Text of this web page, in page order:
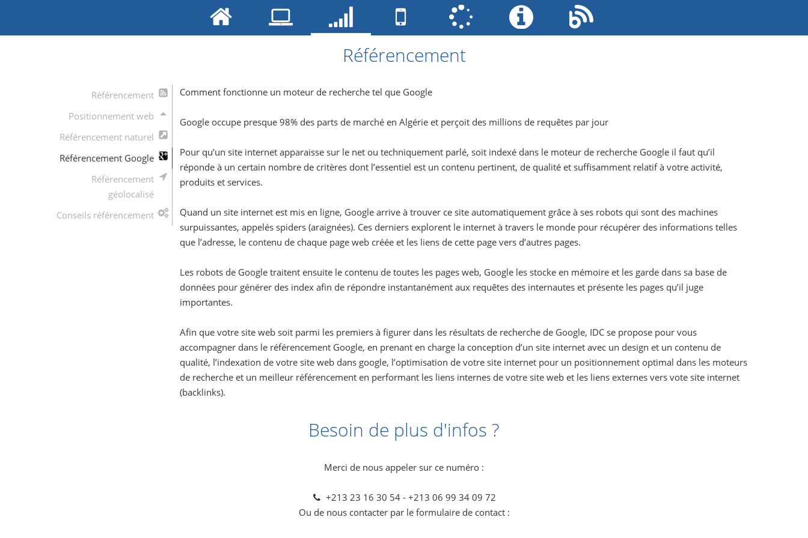
Référencement
Référencement
Positionnement web
Référencement naturel
Référencement Google
Référencement
géolocalisé
Conseils référencement
Comment fonctionne un moteur de recherche tel que Google
Google occupe presque 98% des parts de marché en Algérie et perçoit des millions de requêtes par jour
Pour qu’un site internet apparaisse sur le net ou techniquement parlé, soit indexé dans le moteur de recherche Google il faut qu’il
réponde à un certain nombre de critères dont l’essentiel est un contenu pertinent, de qualité et suffisamment relatif à votre activité,
produits et services.
Quand un site internet est mis en ligne, Google arrive à trouver ce site automatiquement grâce à ses robots qui sont des machines
surpuissantes, appelés spiders (araignées). Ces derniers explorent le internet à travers le monde pour récupérer des informations telles
que l’adresse, le contenu de chaque page web créée et les liens de cette page vers d’autres pages.
Les robots de Google traitent ensuite le contenu de toutes les pages web, Google les stocke en mémoire et les garde dans sa base de
données pour générer des index afin de répondre instantanément aux requêtes des internautes et présente les pages qu’il juge
importantes.
Afin que votre site web soit parmi les premiers à figurer dans les résultats de recherche de Google, IDC se propose pour vous
accompagner dans le référencement Google, en prenant en charge la conception d’un site internet avec un design et un contenu de
qualité, l’indexation de votre site web dans google, l’optimisation de votre site internet pour un positionnement optimal dans les moteurs
de recherche et un meilleur référencement en performant les liens internes de votre site web et les liens externes vers vote site internet
(backlinks).
Besoin de plus d'infos ?
Merci de nous appeler sur ce numéro :
+213 23 16 30 54 - +213 06 99 34 09 72
Ou de nous contacter par le formulaire de contact :